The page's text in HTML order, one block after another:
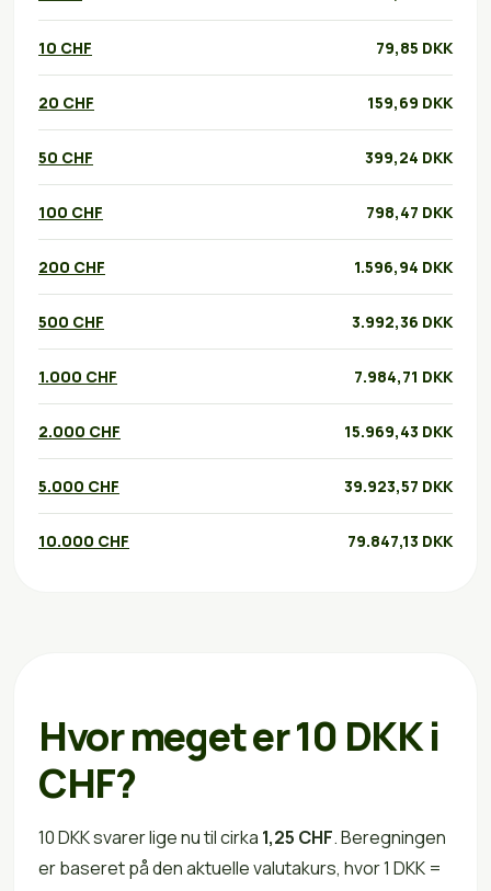
10 CHF 79,85 DKK
20 CHF 159,69 DKK
50 CHF 399,24 DKK
100 CHF 798,47 DKK
200 CHF 1.596,94 DKK
500 CHF 3.992,36 DKK
1.000 CHF 7.984,71 DKK
2.000 CHF 15.969,43 DKK
5.000 CHF 39.923,57 DKK
10.000 CHF 79.847,13 DKK
Hvor meget er 10 DKK i
CHF?
10 DKK svarer lige nu til cirka 1,25 CHF. Beregningen
er baseret på den aktuelle valutakurs, hvor 1 DKK =